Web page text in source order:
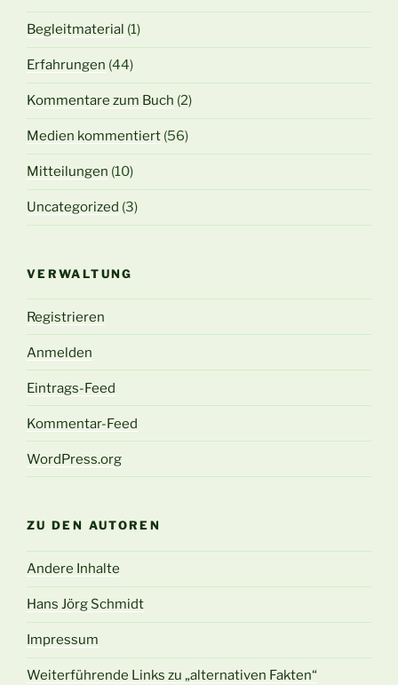
Begleitmaterial (1)
Erfahrungen (44)
Kommentare zum Buch (2)
Medien kommentiert (56)
Mitteilungen (10)
Uncategorized (3)
VERWALTUNG
Registrieren
Anmelden
Eintrags-Feed
Kommentar-Feed
WordPress.org
ZU DEN AUTOREN
Andere Inhalte
Hans Jörg Schmidt
Impressum
Weiterführende Links zu „alternativen Fakten“